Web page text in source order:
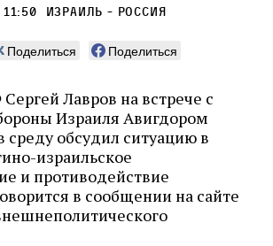
Израиль - Россия
Поделиться
Поделиться
Лавров на встрече с
Израиля Авигдором
обсудил ситуацию в
израильское
и противодействие
в сообщении на сайте